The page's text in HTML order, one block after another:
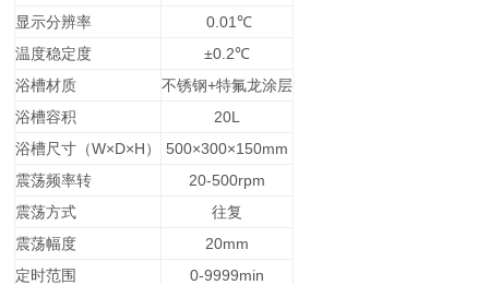
显示分辨率
0.01℃
温度稳定度
±0.2℃
浴槽材质
不锈钢+特氟龙涂层
浴槽容积
20L
浴槽尺寸（W×D×H）
500×300×150mm
震荡频率转
20-500rpm
震荡方式
往复
震荡幅度
20mm
定时范围
0-9999min